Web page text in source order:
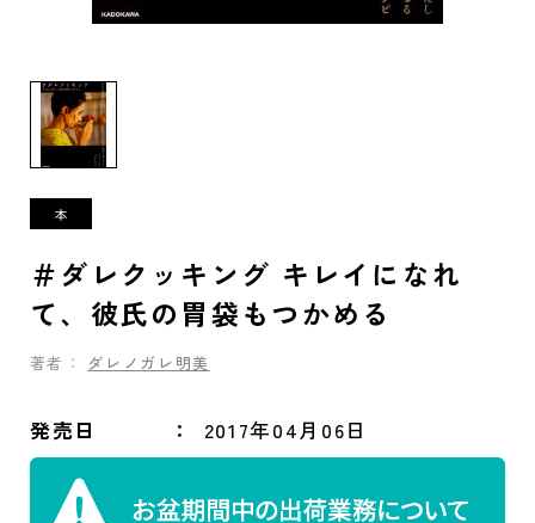
＃ダレクッキング キレイになれ
て、彼氏の胃袋もつかめる
著者： ダレノガレ明美
発売日 2017年04月06日